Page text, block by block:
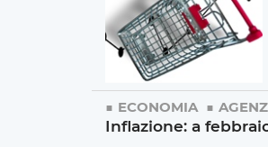
ECONOMIA
Inflazione: a